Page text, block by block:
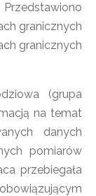
granicznych
granicznych
(grupa
na temat
danych
pomiarów
przebiegała